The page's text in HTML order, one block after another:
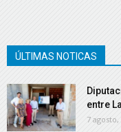
ÚLTIMAS NOTICAS
entre
7 agosto,